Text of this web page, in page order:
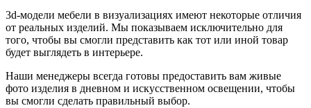
3d-модели мебели в визуализациях имеют некоторые отличия
от реальных изделий. Мы показываем исключительно для
того, чтобы вы смогли представить как тот или иной товар
будет выглядеть в интерьере.
Наши менеджеры всегда готовы предоставить вам живые
фото изделия в дневном и искусственном освещении, чтобы
вы смогли сделать правильный выбор.